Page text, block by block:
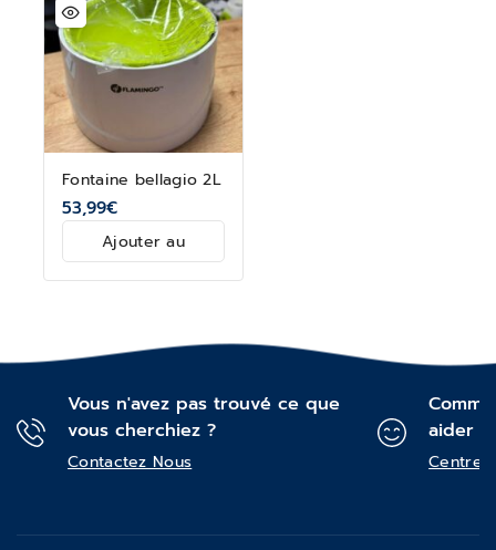
Fontaine bellagio 2L
53,99€
Ajouter au
Vous n'avez pas trouvé ce que
vous cherchiez ?
Contactez Nous
aider ?
Centre